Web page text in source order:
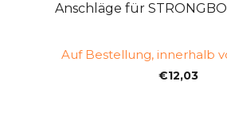
Anschläge für
Auf Bestellung, innerhalb
€12,03